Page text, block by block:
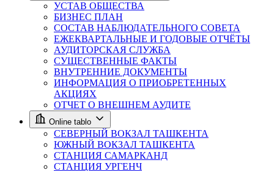
УСТАВ ОБЩЕСТВА
БИЗНЕС ПЛАН
СОСТАВ НАБЛЮДАТЕЛЬНОГО СОВЕТА
ЕЖЕКВАРТАЛЬНЫЕ И ГОДОВЫЕ ОТЧЁТЫ
АУДИТОРСКАЯ СЛУЖБА
СУЩЕСТВЕННЫЕ ФАКТЫ
ВНУТРЕННИЕ ДОКУМЕНТЫ
ИНФОРМАЦИЯ О ПРИОБРЕТЕННЫХ
АКЦИЯХ
ОТЧЕТ О ВНЕШНЕМ АУДИТЕ
Online tablo
СЕВЕРНЫЙ ВОКЗАЛ ТАШКЕНТА
ЮЖНЫЙ ВОКЗАЛ ТАШКЕНТА
СТАНЦИЯ САМАРКАНД
СТАНЦИЯ УРГЕНЧ